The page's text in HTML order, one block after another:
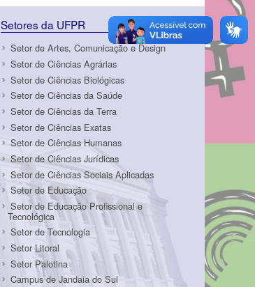
Setores da UFPR
Setor de Artes, Comunicação e Design
Setor de Ciências Agrárias
Setor de Ciências Biológicas
Setor de Ciências da Saúde
Setor de Ciências da Terra
Setor de Ciências Exatas
Setor de Ciências Humanas
Setor de Ciências Jurídicas
Setor de Ciências Sociais Aplicadas
Setor de Educação
Setor de Educação Profissional e
Tecnológica
Setor de Tecnologia
Setor Litoral
Setor Palotina
Campus de Jandaia do Sul